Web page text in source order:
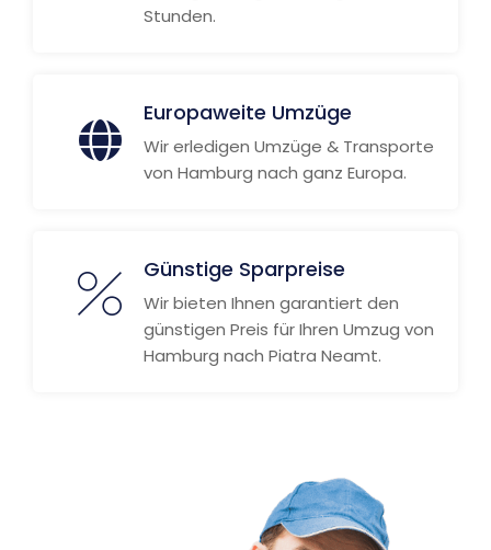
Stunden.
Europaweite Umzüge
Wir erledigen Umzüge & Transporte
von Hamburg nach ganz Europa.
Günstige Sparpreise
Wir bieten Ihnen garantiert den
günstigen Preis für Ihren Umzug von
Hamburg nach Piatra Neamt.